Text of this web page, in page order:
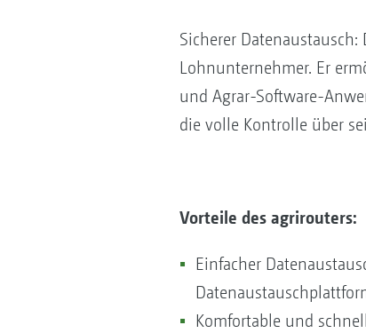
Sicherer
Lohnunternehmer. Er
und Agrar-Software-
die volle Kontrolle über
Vorteile des agrirouters:
Einfacher
Komfortable und